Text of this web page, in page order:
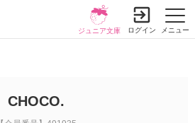
メニュー
ジュニア文庫 ログイン
CHOCO.